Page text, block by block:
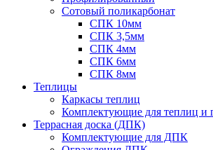
Сотовый поликарбонат
СПК 10мм
СПК 3,5мм
СПК 4мм
СПК 6мм
СПК 8мм
Теплицы
Каркасы теплиц
Комплектующие для теплиц и
Террасная доска (ДПК)
Комплектующие для ДПК